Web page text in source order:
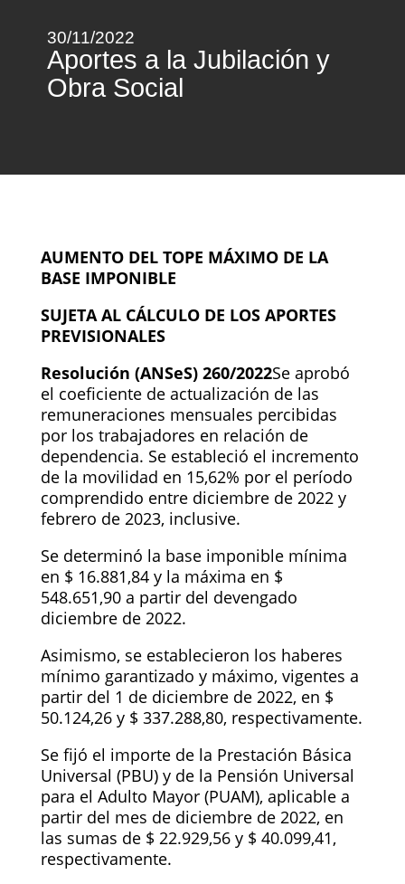
30/11/2022
Aportes a la Jubilación y
Obra Social
AUMENTO DEL TOPE MÁXIMO DE LA
BASE IMPONIBLE
SUJETA AL CÁLCULO DE LOS APORTES
PREVISIONALES
Resolución (ANSeS) 260/2022Se aprobó
el coeficiente de actualización de las
remuneraciones mensuales percibidas
por los trabajadores en relación de
dependencia. Se estableció el incremento
de la movilidad en 15,62% por el período
comprendido entre diciembre de 2022 y
febrero de 2023, inclusive.
Se determinó la base imponible mínima
en $ 16.881,84 y la máxima en $
548.651,90 a partir del devengado
diciembre de 2022.
Asimismo, se establecieron los haberes
mínimo garantizado y máximo, vigentes a
partir del 1 de diciembre de 2022, en $
50.124,26 y $ 337.288,80, respectivamente.
Se fijó el importe de la Prestación Básica
Universal (PBU) y de la Pensión Universal
para el Adulto Mayor (PUAM), aplicable a
partir del mes de diciembre de 2022, en
las sumas de $ 22.929,56 y $ 40.099,41,
respectivamente.